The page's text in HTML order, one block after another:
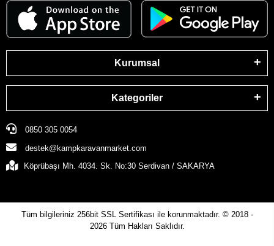
Kurumsal
Kategoriler
0850 305 0054
destek@kampkaravanmarket.com
Köprübaşı Mh. 4034. Sk. No:30 Serdivan / SAKARYA
Tüm bilgileriniz 256bit SSL Sertifikası ile korunmaktadır. © 2018 -
2026 Tüm Hakları Saklıdır.